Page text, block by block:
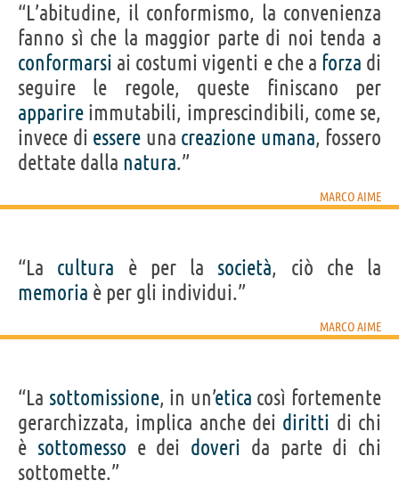
“L’abitudine, il conformismo, la convenienza
fanno sì che la maggior parte di noi tenda a
conformarsi ai costumi vigenti e che a forza di
seguire le regole, queste finiscano per
apparire immutabili, imprescindibili, come se,
invece di essere una creazione umana, fossero
dettate dalla natura.”
MARCO AIME
“La cultura è per la società, ciò che la
memoria è per gli individui.”
MARCO AIME
“La sottomissione, in un’etica così fortemente
gerarchizzata, implica anche dei diritti di chi
è sottomesso e dei doveri da parte di chi
sottomette.”